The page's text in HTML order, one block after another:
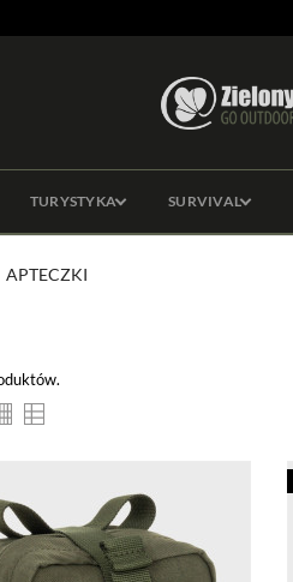
TURYSTYKA SURVIVAL
APTECZKI